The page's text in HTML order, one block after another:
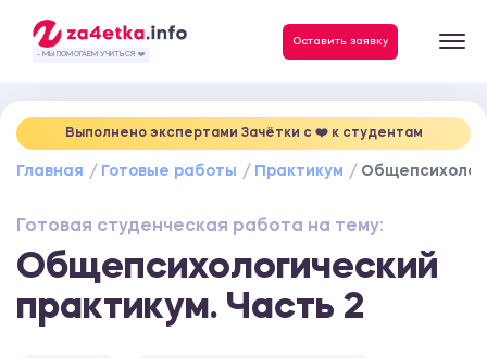
- МЫ ПОМОГАЕМ УЧИТЬСЯ ❤️
Оставить заявку
Выполнено экспертами Зачётки c ❤️ к студентам
Главная Готовые работы Практикум
Готовая студенческая работа на тему:
Общепсихологический
практикум. Часть 2